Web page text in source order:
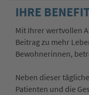
IHRE
Mit Ihrer wertvollen
Beitrag zu mehr
Bewohnerinnen,
Neben dieser
Patienten und die